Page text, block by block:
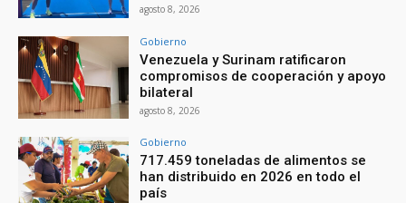
agosto 8, 2026
Gobierno
Venezuela y Surinam ratificaron
compromisos de cooperación y apoyo
bilateral
agosto 8, 2026
Gobierno
717.459 toneladas de alimentos se
han distribuido en 2026 en todo el
país